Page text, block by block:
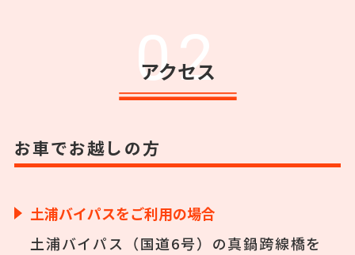
02
アクセス
お車でお越しの方
土浦バイパスをご利用の場合
土浦バイパス（国道6号）の真鍋跨線橋を